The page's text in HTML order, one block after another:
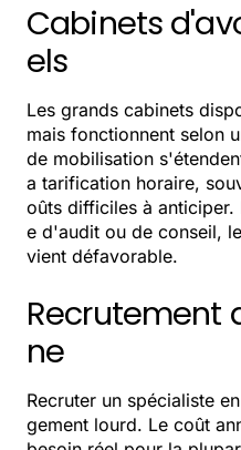
Cabinets
els
Les grands cabinets
mais fonctionnent selon
de mobilisation
a tarification horaire,
oûts difficiles à anticiper.
e d'audit ou de conseil,
vient défavorable.
Recrutement
ne
Recruter un spécialiste
gement lourd. Le coût